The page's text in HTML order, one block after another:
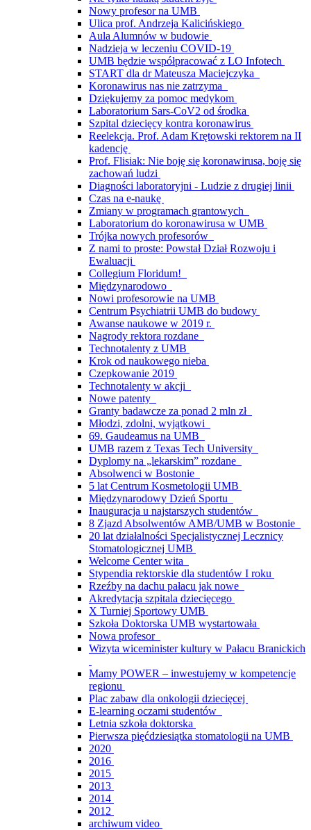
Nowy profesor na UMB
Ulica prof. Andrzeja Kalicińskiego
Aula Alumnów w budowie
Nadzieja w leczeniu COVID-19
UMB będzie współpracować z LO Infotech
START dla dr Mateusza Maciejczyka
Koronawirus nas nie zatrzyma
Dziękujemy za pomoc medykom
Laboratorium Sars-CoV2 od środka
Szpital dziecięcy kontra koronawirus
Reelekcja. Prof. Adam Krętowski rektorem na II
kadencję
Prof. Flisiak: Nie boję się koronawirusa, boję się
zachowań ludzi
Diagności laboratoryjni - Ludzie z drugiej linii
Czas na e-naukę
Zmiany w programach grantowych
Laboratorium do koronawirusa w UMB
Trójka nowych profesorów
Z nami to proste: Powstał Dział Rozwoju i
Ewaluacji
Collegium Floridum!
Międzynarodowo
Nowi profesorowie na UMB
Centrum Psychiatrii UMB do budowy
Awanse naukowe w 2019 r.
Nagrody rektora rozdane
Technotalenty z UMB
Krok od naukowego nieba
Czepkowanie 2019
Technotalenty w akcji
Nowe patenty
Granty badawcze za ponad 2 mln zł
Młodzi, zdolni, wyjątkowi
69. Gaudeamus na UMB
UMB razem z Texas Tech University
Dyplomy na „lekarskim” rozdane
Absolwenci w Bostonie
5 lat Centrum Kosmetologii UMB
Międzynarodowy Dzień Sportu
Inauguracja u najstarszych studentów
8 Zjazd Absolwentów AMB/UMB w Bostonie
20 lat działalności Specjalistycznej Lecznicy
Stomatologicznej UMB
Welcome Center wita
Stypendia rektorskie dla studentów I roku
Rzeźby na dachu pałacu jak nowe
Akredytacja szpitala dziecięcego
X Turniej Sportowy UMB
Szkoła Doktorska UMB wystartowała
Nowa profesor
Wizyta wiceminister kultury w Pałacu Branickich
Mamy POWER – inwestujemy w kompetencje
regionu
Plac zabaw dla onkologii dziecięcej
E-learning oczami studentów
Letnia szkoła doktorska
Pierwsza pięćdziesiątka stomatologii na UMB
2020
2016
2015
2013
2014
2012
archiwum video